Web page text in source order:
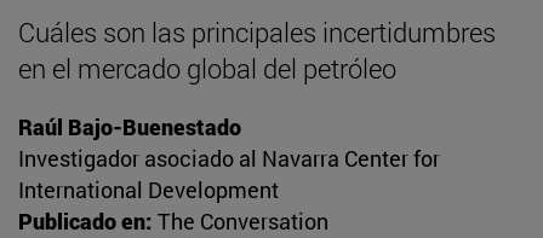
Cuáles son las principales incertidumbres
en el mercado global del petróleo
Raúl Bajo-Buenestado
Investigador asociado al Navarra Center for
International Development
Publicado en: The Conversation